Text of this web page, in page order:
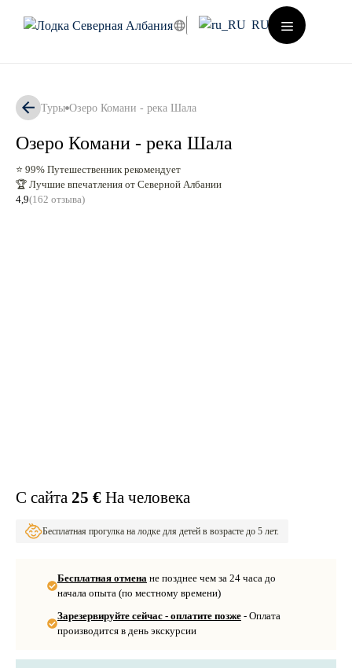
RU
Меню
Туры Озеро Комани - река Шала
Озеро Комани - река Шала
⭐ 99% Путешественник рекомендует
🏆 Лучшие впечатления от Северной Албании
4,9(162 отзыва)
С сайта 25 € На человека
Бесплатная прогулка на лодке для детей в возрасте до 5 лет.
Бесплатная отмена не позднее чем за 24 часа до
начала опыта (по местному времени)
Зарезервируйте сейчас - оплатите позже - Оплата
производится в день экскурсии